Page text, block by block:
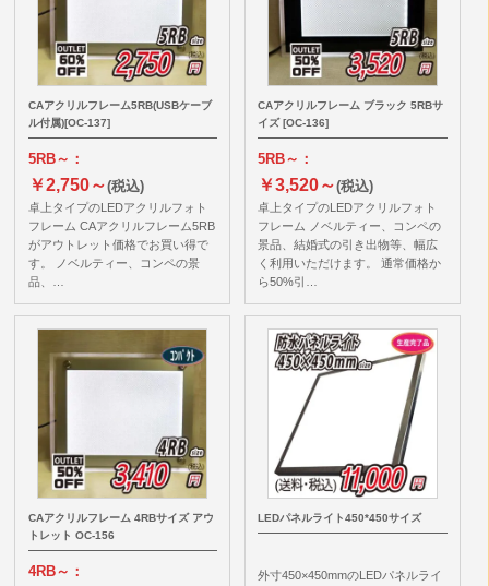
CAアクリルフレーム5RB(USBケーブ
ル付属)[OC-137]
5RB～：
￥2,750～(税込)
卓上タイプのLEDアクリルフォト
フレーム CAアクリルフレーム5RB
がアウトレット価格でお買い得で
す。 ノベルティー、コンペの景
品、…
CAアクリルフレーム ブラック 5RBサ
イズ [OC-136]
5RB～：
￥3,520～(税込)
卓上タイプのLEDアクリルフォト
フレーム ノベルティー、コンペの
景品、結婚式の引き出物等、幅広
く利用いただけます。 通常価格か
ら50%引…
CAアクリルフレーム 4RBサイズ アウ
トレット OC-156
4RB～：
LEDパネルライト450*450サイズ
外寸450×450mmのLEDパネルライ